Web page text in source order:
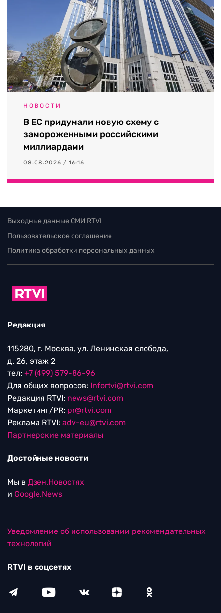
НОВОСТИ
В ЕС придумали новую схему с
замороженными российскими
миллиардами
08.08.2026 / 16:16
Выходные данные СМИ RTVI
Пользовательское соглашение
Политика обработки персональных данных
Редакция
115280, г. Москва, ул. Ленинская слобода,
д. 26, этаж 2
тел: +7 (499) 579-86-96
Для общих вопросов: Infortvi@rtvi.com
Редакция RTVI: news@rtvi.com
Маркетинг/PR: pr@rtvi.com
Реклама RTVI: adv-eu@rtvi.com
Партнерские материалы
Достойные новости
Мы в Дзен.Новостях
и Google.News
Уведомление об использовании рекомендательных
технологий
RTVI в соцсетях